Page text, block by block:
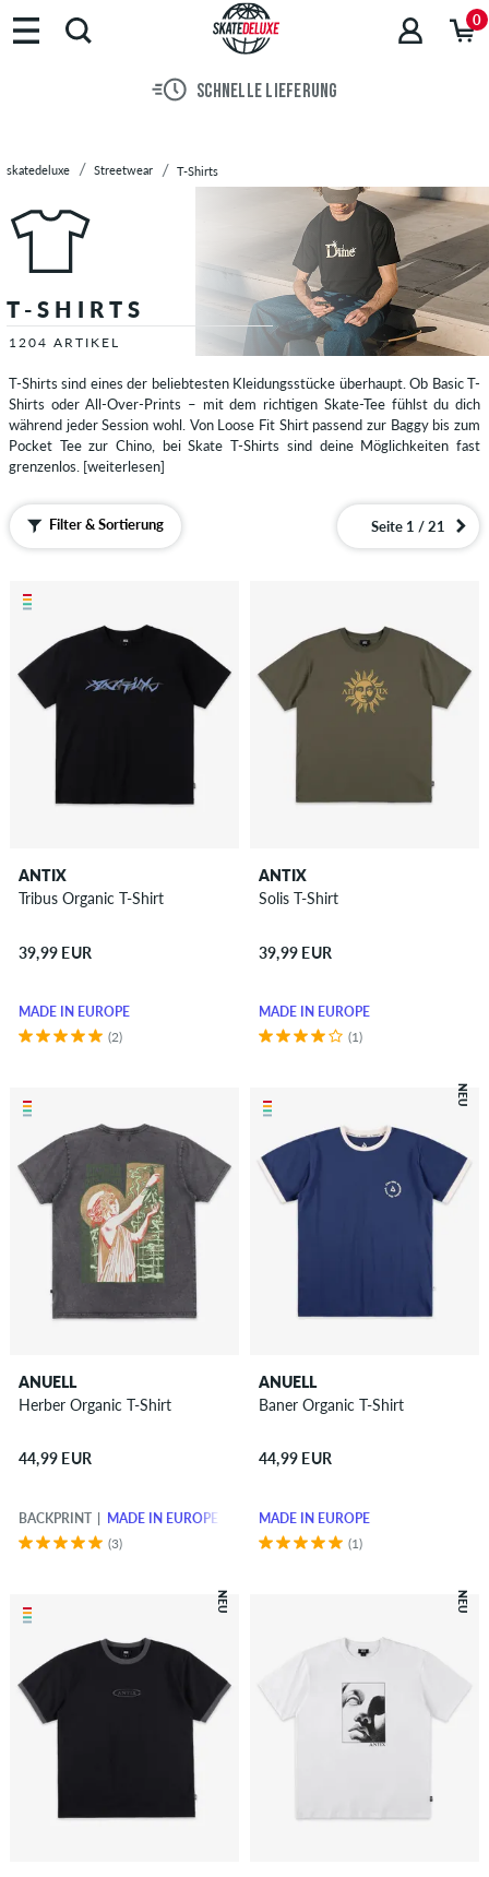
Marken
Skateboards
Longsleeves
Hemden
Hosen
Shorts
Sweatshirts
Hoodies
Poloshirts
Tops
Boardshorts
Accessoires
Neu
0
SCHNELLE LIEFERUNG
skatedeluxe Streetwear T-Shirts
T-SHIRTS
1204 ARTIKEL
T-Shirts sind eines der beliebtesten Kleidungsstücke überhaupt. Ob Basic T-
Shirts oder All-Over-Prints – mit dem richtigen Skate-Tee fühlst du dich
während jeder Session wohl. Von Loose Fit Shirt passend zur Baggy bis zum
Pocket Tee zur Chino, bei Skate T-Shirts sind deine Möglichkeiten fast
grenzenlos. [weiterlesen]
Filter & Sortierung Seite 1 / 21
ANTIX
Tribus Organic T-Shirt
39,99 EUR
MADE IN EUROPE
(2)
ANTIX
Solis T-Shirt
39,99 EUR
MADE IN EUROPE
(1)
ANUELL
Herber Organic T-Shirt
44,99 EUR
BACKPRINT
MADE IN EUROPE
(3)
NEU
ANUELL
Baner Organic T-Shirt
44,99 EUR
MADE IN EUROPE
(1)
NEU NEU